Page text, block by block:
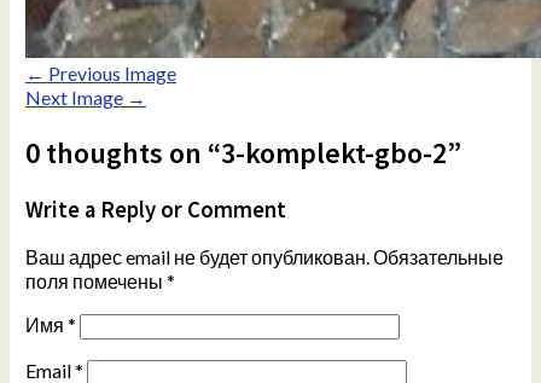
← Previous Image
Next Image →
0 thoughts on “3-komplekt-gbo-2”
Write a Reply or Comment
Ваш адрес email не будет опубликован.Обязательные
поля помечены *
Имя *
Email*